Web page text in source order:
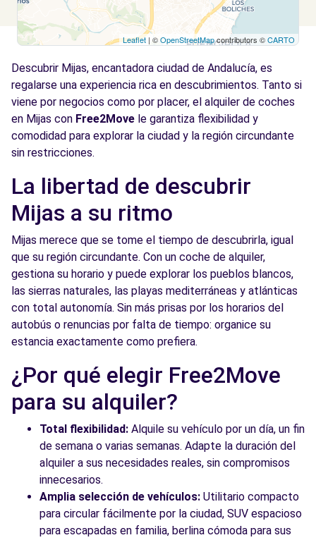
Leaflet | ©OpenStreetMapcontributors ©CARTO
Descubrir Mijas, encantadora ciudad de Andalucía, es
regalarse una experiencia rica en descubrimientos. Tanto si
viene por negocios como por placer, el alquiler de coches
en Mijas con Free2Move le garantiza flexibilidad y
comodidad para explorar la ciudad y la región circundante
sin restricciones.
La libertad de descubrir
Mijas a su ritmo
Mijas merece que se tome el tiempo de descubrirla, igual
que su región circundante. Con un coche de alquiler,
gestiona su horario y puede explorar los pueblos blancos,
las sierras naturales, las playas mediterráneas y atlánticas
con total autonomía. Sin más prisas por los horarios del
autobús o renuncias por falta de tiempo: organice su
estancia exactamente como prefiera.
¿Por qué elegir Free2Move
para su alquiler?
Total flexibilidad: Alquile su vehículo por un día, un fin
de semana o varias semanas. Adapte la duración del
alquiler a sus necesidades reales, sin compromisos
innecesarios.
Amplia selección de vehículos: Utilitario compacto
para circular fácilmente por la ciudad, SUV espacioso
para escapadas en familia, berlina cómoda para sus